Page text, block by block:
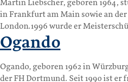
Martin Liebscher, geboren 1964,
in Frankfurt am Main sowie an
London.1996 wurde er
Ogando
Ogando, geboren 1962 in
der FH Dortmund. Seit 1990 ist er